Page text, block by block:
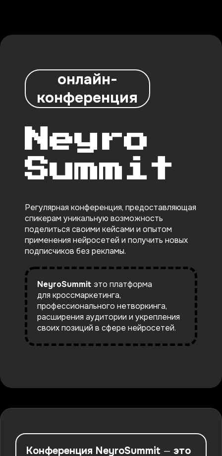
онлайн-
конференция
Neyro
Summit
Регулярная конференция, предоставляющая
спикерам уникальную возможность
поделиться своими кейсами и опытом
применения нейросетей и получить новых
подписчиков без рекламы.
NeyroSummit это платформа
для кроссмаркетинга,
профессионального нетворкинга,
расширения аудитории и укрепления
своих позиций в сфере нейросетей.
Конференция NeyroSummit — это